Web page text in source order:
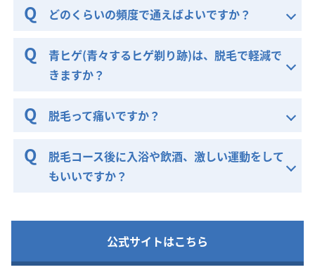
どのくらいの頻度で通えばよいですか？
青ヒゲ(青々するヒゲ剃り跡)は、脱毛で軽減で
きますか？
脱毛って痛いですか？
脱毛コース後に入浴や飲酒、激しい運動をして
もいいですか？
公式サイトはこちら